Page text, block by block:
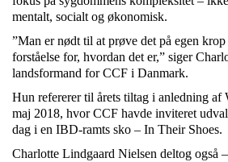
mentalt, socialt og økonomisk.
”Man er nødt til at prøve det på egen
forståelse for, hvordan det er,” siger
landsformand for CCF i Danmark.
Hun refererer til årets tiltag i anledning
maj 2018, hvor CCF havde inviteret
dag i en IBD-ramts sko – In Their Shoes.
Charlotte Lindgaard Nielsen deltog også